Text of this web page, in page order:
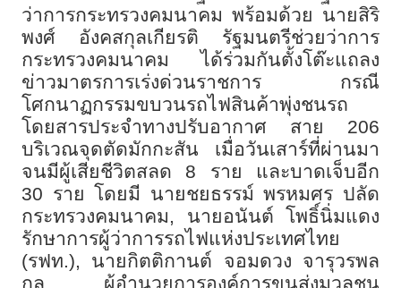
ว่าการกระทรวงคมนาคม พร้อมด้วย นายสิริ
พงศ์ อังคสกุลเกียรติ รัฐมนตรีช่วยว่าการ
กระทรวงคมนาคม ได้ร่วมกันตั้งโต๊ะแถลง
ข่าวมาตรการเร่งด่วนราชการ กรณี
โศกนาฏกรรมขบวนรถไฟสินค้าพุ่งชนรถ
โดยสารประจำทางปรับอากาศ สาย 206
บริเวณจุดตัดมักกะสัน เมื่อวันเสาร์ที่ผ่านมา
จนมีผู้เสียชีวิตสลด 8 ราย และบาดเจ็บอีก
30 ราย โดยมี นายชยธรรม์ พรหมศร ปลัด
กระทรวงคมนาคม, นายอนันต์ โพธิ์นิ่มแดง
รักษาการผู้ว่าการรถไฟแห่งประเทศไทย
(รฟท.), นายกิตติกานต์ จอมดวง จารุวรพล